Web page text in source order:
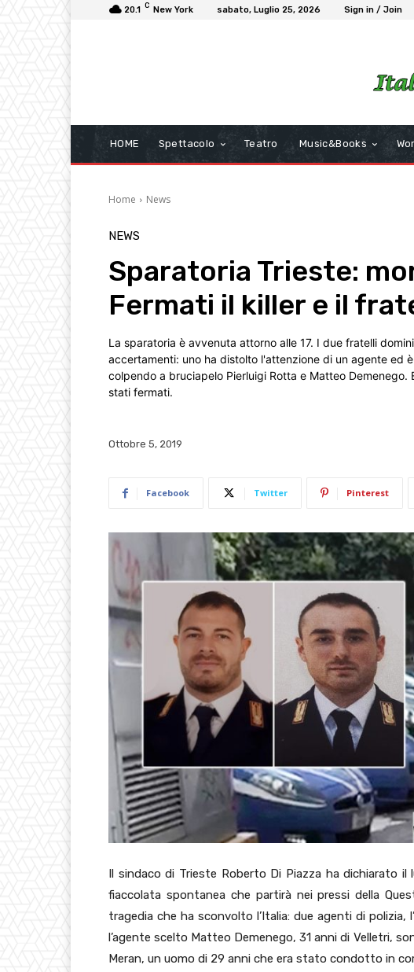
20.1 C New York sabato, Luglio 25, 2026 Sign in / Join
HOME Spettacolo Teatro Music&Books
Home News
NEWS
Sparatoria Trieste:
Fermati il killer e il
La sparatoria è avvenuta attorno alle 17. I due fratelli
accertamenti: uno ha distolto l'attenzione di un agente ed
colpendo a bruciapelo Pierluigi Rotta e Matteo
stati fermati.
Ottobre 5, 2019
Facebook Twitter Pinterest
Il sindaco di Trieste Roberto Di Piazza ha dichiarato
fiaccolata spontanea che partirà nei pressi della
tragedia che ha sconvolto l’Italia: due agenti di polizia,
l’agente scelto Matteo Demenego, 31 anni di Velletri,
Meran, un uomo di 29 anni che era stato condotto in